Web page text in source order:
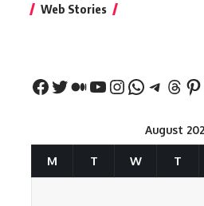
Web Stories
नीतीश कुमार का पहला
August
M T W T